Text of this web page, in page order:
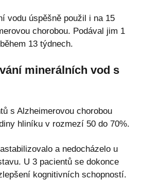
vodu úspěšně použil i na 15
chorobou. Podával jim 1
13 týdnech.
minerálních vod s
s Alzheimerovou chorobou
hliníku v rozmezí 50 do 70%.
a nedocházelo u
U 3 pacientů se dokonce
kognitivních schopností.